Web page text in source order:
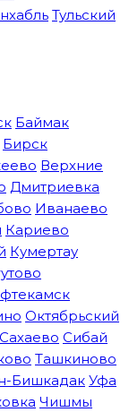
Тульский
Баймак
Бирск
Верхние
Дмитриевка
Иванаево
Кариево
Кумертау
Октябрьский
Сахаево Сибай
Ташкиново
Бишкадак Уфа
Чишмы